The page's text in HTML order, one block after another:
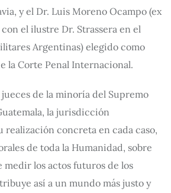
y el Dr. Luis Moreno Ocampo (ex
el ilustre Dr. Strassera en el
Argentinas) elegido como
la Corte Penal Internacional.
de la minoría del Supremo
la jurisdicción
concreta en cada caso,
de toda la Humanidad, sobre
medir los actos futuros de los
así a un mundo más justo y